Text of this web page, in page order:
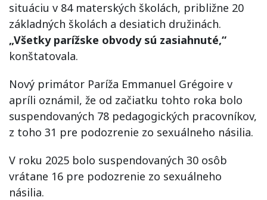
situáciu v 84 materských školách, približne 20
základných školách a desiatich družinách.
„Všetky parížske obvody sú zasiahnuté,“
konštatovala.
Nový primátor Paríža Emmanuel Grégoire v
apríli oznámil, že od začiatku tohto roka bolo
suspendovaných 78 pedagogických pracovníkov,
z toho 31 pre podozrenie zo sexuálneho násilia.
V roku 2025 bolo suspendovaných 30 osôb
vrátane 16 pre podozrenie zo sexuálneho
násilia.